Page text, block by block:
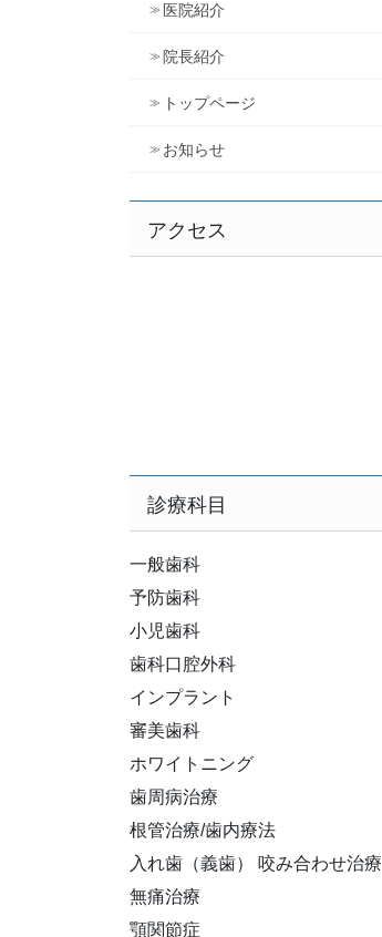
医院紹介
院長紹介
トップページ
お知らせ
アクセス
診療科目
一般歯科
予防歯科
小児歯科
歯科口腔外科
インプラント
審美歯科
ホワイトニング
歯周病治療
根管治療/歯内療法
入れ歯（義歯） 咬み合わせ治療
無痛治療
顎関節症